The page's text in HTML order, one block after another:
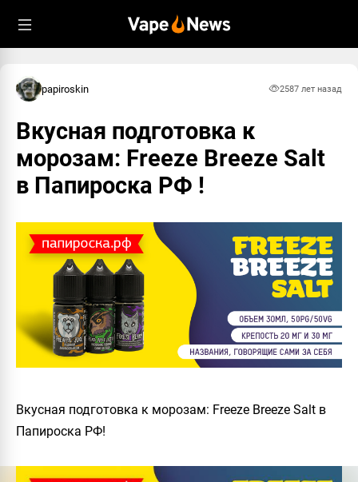
papiroskin 2587 лет назад
Вкусная подготовка к
морозам: Freeze Breeze Salt
в Папироска РФ !
Вкусная подготовка к морозам: Freeze Breeze Salt в
Папироска РФ!